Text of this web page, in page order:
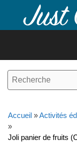
contenu
Accueil »Activités
»
Joli panier de fruits